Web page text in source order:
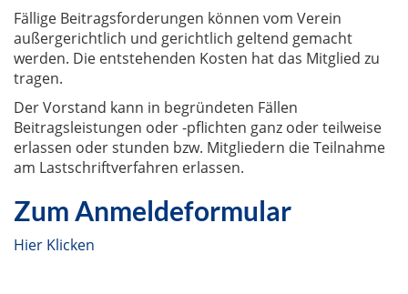
Fällige Beitragsforderungen können vom Verein
außergerichtlich und gerichtlich geltend gemacht
werden. Die entstehenden Kosten hat das Mitglied zu
tragen.
Der Vorstand kann in begründeten Fällen
Beitragsleistungen oder -pflichten ganz oder teilweise
erlassen oder stunden bzw. Mitgliedern die Teilnahme
am Lastschriftverfahren erlassen.
Zum Anmeldeformular
Hier Klicken